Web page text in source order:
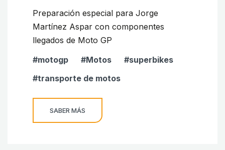
Preparación especial para Jorge
Martínez Aspar con componentes
llegados de Moto GP
motogp
Motos
superbikes
transporte de motos
SABER MÁS